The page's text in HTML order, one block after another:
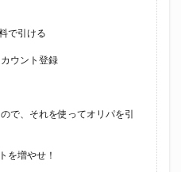
で引ける
ウント登録
で、それを使ってオリパを引
を増やせ！